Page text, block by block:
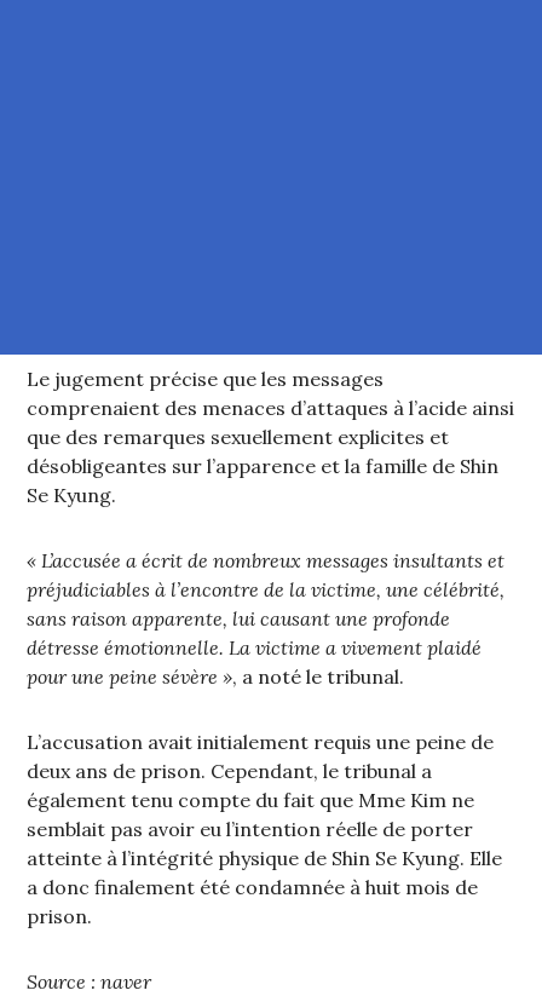
Le jugement précise que les messages
comprenaient des menaces d’attaques à l’acide ainsi
que des remarques sexuellement explicites et
désobligeantes sur l’apparence et la famille de Shin
Se Kyung.
« L’accusée a écrit de nombreux messages insultants et
préjudiciables à l’encontre de la victime, une célébrité,
sans raison apparente, lui causant une profonde
détresse émotionnelle. La victime a vivement plaidé
pour une peine sévère », a noté le tribunal.
L’accusation avait initialement requis une peine de
deux ans de prison. Cependant, le tribunal a
également tenu compte du fait que Mme Kim ne
semblait pas avoir eu l’intention réelle de porter
atteinte à l’intégrité physique de Shin Se Kyung. Elle
a donc finalement été condamnée à huit mois de
prison.
Source : naver